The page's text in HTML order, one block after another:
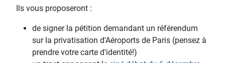
Ils vous proposeront :
de signer la pétition demandant un référendum
sur la privatisation d'Aéroports de Paris (pensez à
prendre votre carte d'identité!)